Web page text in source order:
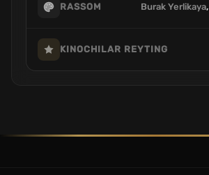
RASSOM Burak Yerlikaya,
KINOCHILAR REYTING